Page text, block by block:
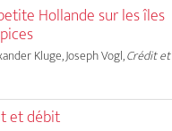
Hollande sur les îles
Kluge, Joseph Vogl,Crédit et
et débit